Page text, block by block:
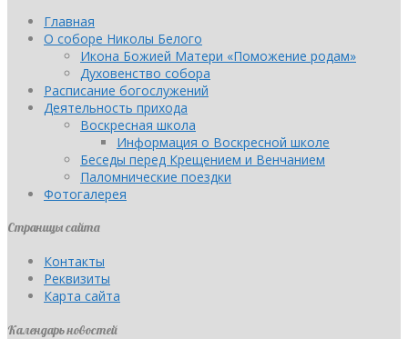
Главная
О соборе Николы Белого
Икона Божией Матери «Поможение родам»
Духовенство собора
Расписание богослужений
Деятельность прихода
Воскресная школа
Информация о Воскресной школе
Беседы перед Крещением и Венчанием
Паломнические поездки
Фотогалерея
Страницы сайта
Контакты
Реквизиты
Карта сайта
Календарь новостей